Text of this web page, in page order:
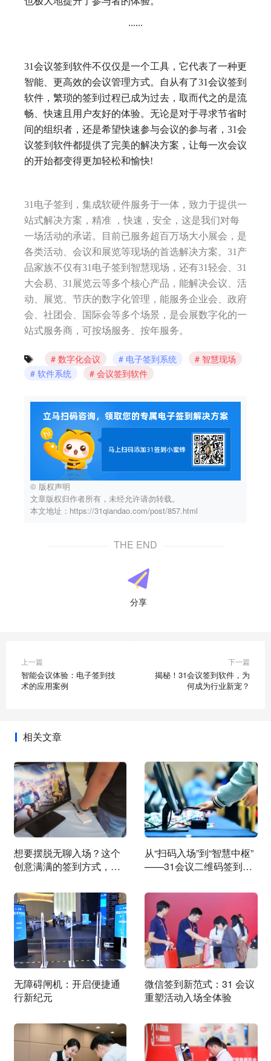
......
31会议签到软件不仅仅是一个工具，它代表了一种更
智能、更高效的会议管理方式。自从有了31会议签到
软件，繁琐的签到过程已成为过去，取而代之的是流
畅、快速且用户友好的体验。无论是对于寻求节省时
间的组织者，还是希望快速参与会议的参与者，31会
议签到软件都提供了完美的解决方案，让每一次会议
的开始都变得更加轻松和愉快!
31电子签到，集成软硬件服务于一体，致力于提供一
站式解决方案，精准 ，快速，安全，这是我们对每
一场活动的承诺。目前已服务超百万场大小展会，是
各类活动、会议和展览等现场的首选解决方案。31产
品家族不仅有31电子签到智慧现场，还有31轻会、31
大会易、31展览云等多个核心产品，能解决会议、活
动、展览、节庆的数字化管理，能服务企业会、政府
会、社团会、国际会等多个场景，是会展数字化的一
站式服务商，可按场服务、按年服务。
数字化会议 电子签到系统
智慧现场
软件系统
会议签到软件
© 版权声明
文章版权归作者所有，未经允许请勿转载。
本文地址：https://31qiandao.com/post/857.html
THE END
分享
上一篇
智能会议体验：电子签到技
术的应用案例
下一篇
揭秘！31会议签到软件，为
何成为行业新宠？
相关文章
想要摆脱无聊入场？这个
创意满满的签到方式，你
从“扫码入场”到“智慧中枢”
——31会议二维码签到如
无障碍闸机：开启便捷通
行新纪元
微信签到新范式：31 会议
重塑活动入场全体验